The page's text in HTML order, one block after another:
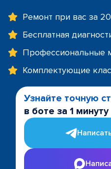
Ремонт при вас за
Бесплатная
Профессиональные
Комплектующие
Узнайте точную
в боте за 1 минуту